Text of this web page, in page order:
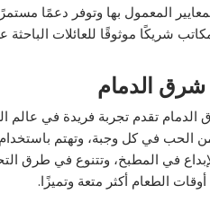
المعمول بها وتوفر دعمًا
شريكًا موثوقًا للعائلات الباحثة
شرق الدمام
الدمام تقدم تجربة فريدة في عالم
الحب في كل وجبة، وتهتم
بالإبداع في المطبخ، وتتنوع في
الطعام أكثر متعة وتميزًا.